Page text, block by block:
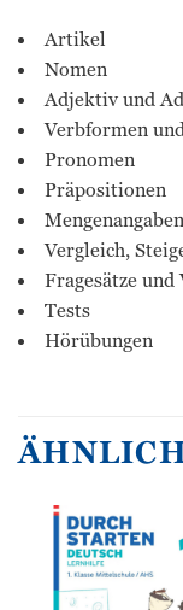
Artikel
Nomen
Adjektiv und
Verbformen
Pronomen
Präpositionen
Mengenangaben
Vergleich,
Fragesätze und
Tests
Hörübungen